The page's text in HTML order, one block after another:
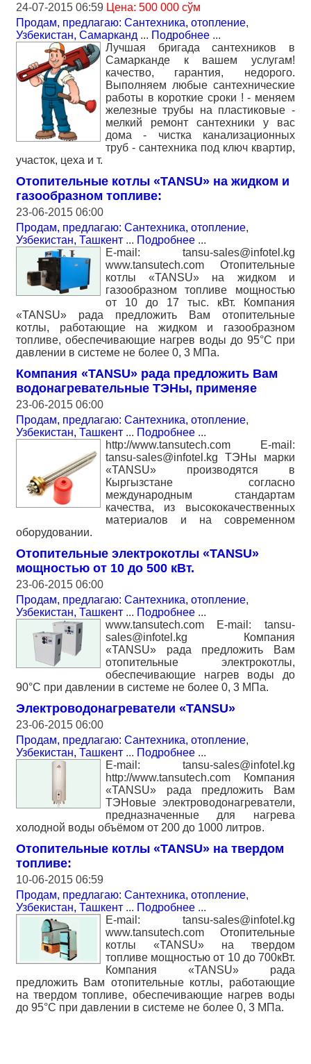
24-07-2015 06:59 Цена: 500 000 сўм
Продам, предлагаю: Сантехника, отопление,
Узбекистан, Самарканд ... Подробнее ...
Лучшая бригада сантехников в
Самарканде к вашем услугам!
качество, гарантия, недорого.
Выполняем любые сантехнические
работы в короткие сроки ! - меняем
железные трубы на пластиковые -
мелкий ремонт сантехники у вас
дома - чистка канализационных
труб - сантехника под ключ квартир,
участок, цеха и т.
Отопительные котлы «TANSU» на жидком и
газообразном топливе:
23-06-2015 06:00
Продам, предлагаю: Сантехника, отопление,
Узбекистан, Ташкент ... Подробнее ...
E-mail: tansu-sales@infotel.kg
www.tansutech.com Отопительные
котлы «TANSU» на жидком и
газообразном топливе мощностью
от 10 до 17 тыс. кВт. Компания
«TANSU» рада предложить Вам отопительные
котлы, работающие на жидком и газообразном
топливе, обеспечивающие нагрев воды до 95°С при
давлении в системе не более 0, 3 МПа.
Компания «TANSU» рада предложить Вам
водонагревательные ТЭНы, применяе
23-06-2015 06:00
Продам, предлагаю: Сантехника, отопление,
Узбекистан, Ташкент ... Подробнее ...
http://www.tansutech.com E-mail:
tansu-sales@infotel.kg ТЭНы марки
«TANSU» производятся в
Кыргызстане согласно
международным стандартам
качества, из высококачественных
материалов и на современном
оборудовании.
Отопительные электрокотлы «TANSU»
мощностью от 10 до 500 кВт.
23-06-2015 06:00
Продам, предлагаю: Сантехника, отопление,
Узбекистан, Ташкент ... Подробнее ...
www.tansutech.com E-mail: tansu-
sales@infotel.kg Компания
«TANSU» рада предложить Вам
отопительные электрокотлы,
обеспечивающие нагрев воды до
90°С при давлении в системе не более 0, 3 МПа.
Электроводонагреватели «TANSU»
23-06-2015 06:00
Продам, предлагаю: Сантехника, отопление,
Узбекистан, Ташкент ... Подробнее ...
E-mail: tansu-sales@infotel.kg
http://www.tansutech.com Компания
«TANSU» рада предложить Вам
ТЭНовые электроводонагреватели,
предназначенные для нагрева
холодной воды объёмом от 200 до 1000 литров.
Отопительные котлы «TANSU» на твердом
топливе:
10-06-2015 06:59
Продам, предлагаю: Сантехника, отопление,
Узбекистан, Ташкент ... Подробнее ...
E-mail: tansu-sales@infotel.kg
www.tansutech.com Отопительные
котлы «TANSU» на твердом
топливе мощностью от 10 до 700кВт.
Компания «TANSU» рада
предложить Вам отопительные котлы, работающие
на твердом топливе, обеспечивающие нагрев воды
до 95°С при давлении в системе не более 0, 3 МПа.